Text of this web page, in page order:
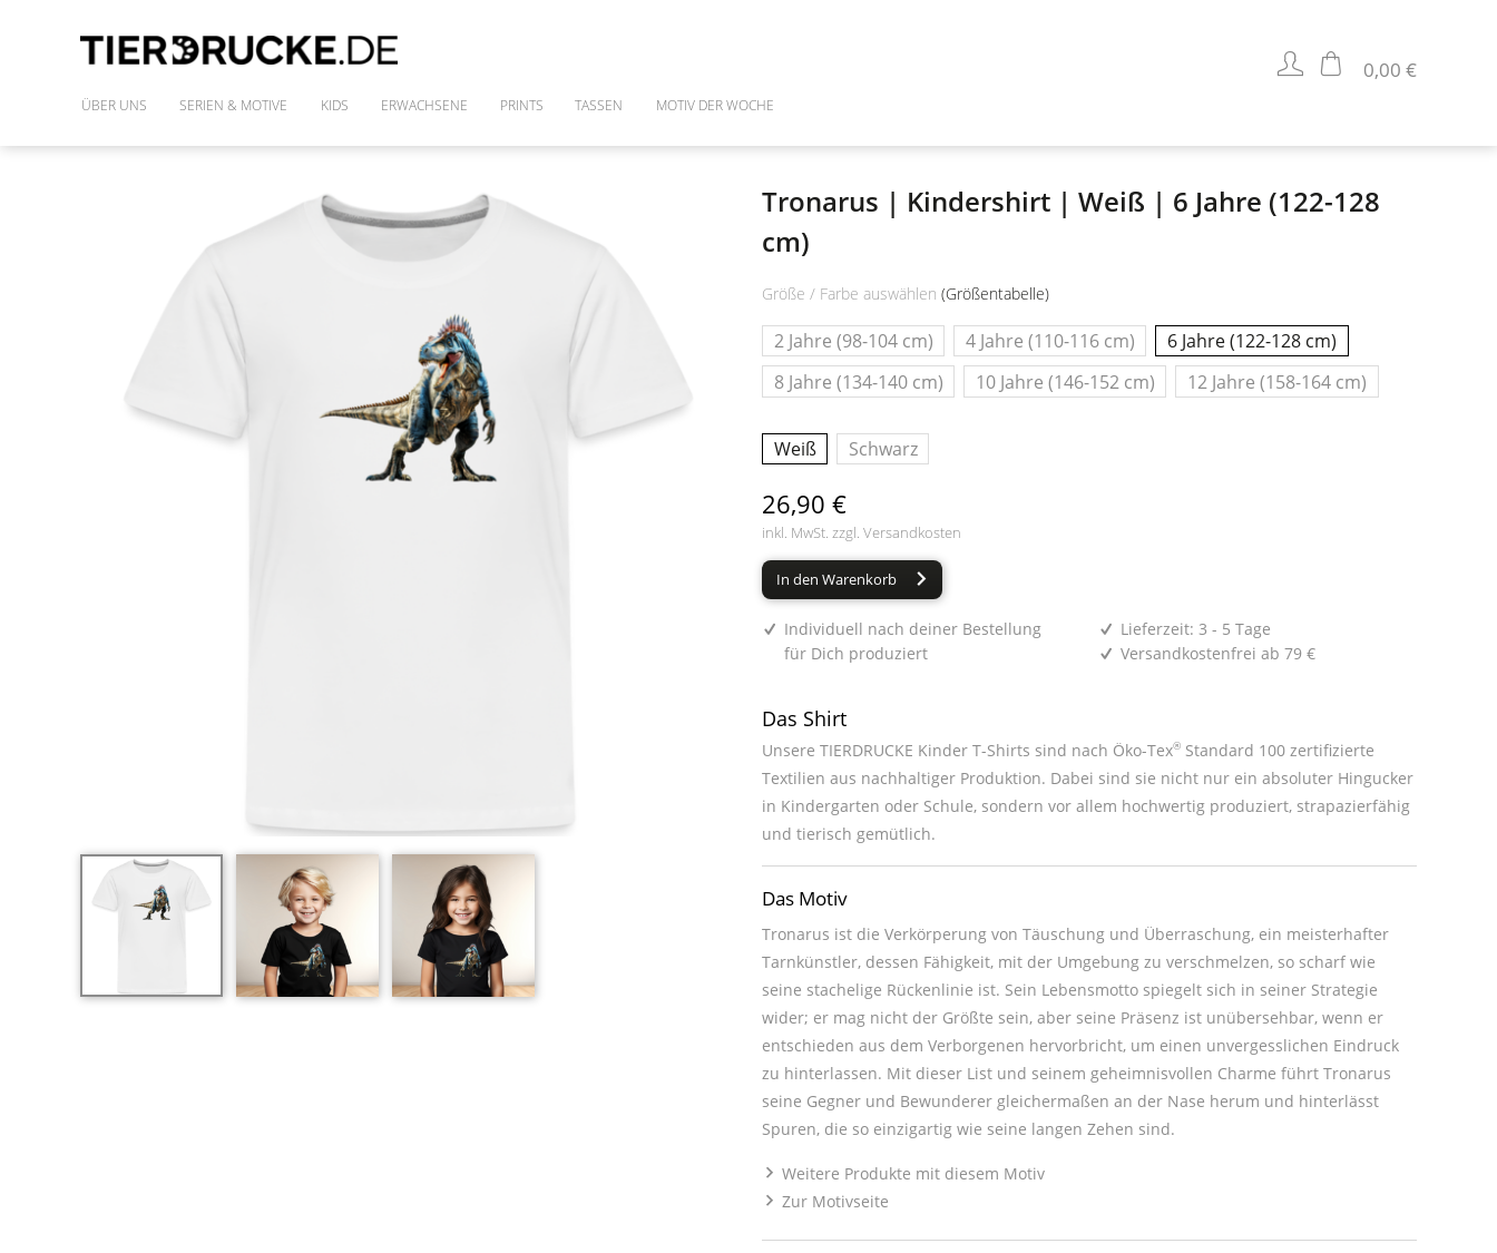
ÜBER UNS SERIEN & MOTIVE
IM WILDEN WALD
POLLY & DIE GONS
IM LAND DER DINOSAURIER
ALLE MOTIVE
KIDS ERWACHSENE
SHIRTS
PRINTS TASSEN MOTIV DER WOCHE
0,00 €
Tronarus | Kindershirt | Weiß | 6 Jahre (122-128
cm)
Größe / Farbe auswählen (Größentabelle)
2 Jahre (98-104 cm) 4 Jahre (110-116 cm)
6 Jahre (122-128 cm)
8 Jahre (134-140 cm)
10 Jahre (146-152 cm) 12 Jahre (158-164 cm)
Weiß Schwarz
26,90 €
inkl. MwSt. zzgl. Versandkosten
In den Warenkorb
Individuell nach deiner Bestellung
für Dich produziert
Lieferzeit: 3 - 5 Tage
Versandkostenfrei ab 79 €
Das Shirt
Unsere TIERDRUCKE Kinder T-Shirts sind nach Öko-Tex® Standard 100 zertifizierte
Textilien aus nachhaltiger Produktion. Dabei sind sie nicht nur ein absoluter Hingucker
in Kindergarten oder Schule, sondern vor allem hochwertig produziert, strapazierfähig
und tierisch gemütlich.
Das Motiv
Tronarus ist die Verkörperung von Täuschung und Überraschung, ein meisterhafter
Tarnkünstler, dessen Fähigkeit, mit der Umgebung zu verschmelzen, so scharf wie
seine stachelige Rückenlinie ist. Sein Lebensmotto spiegelt sich in seiner Strategie
wider; er mag nicht der Größte sein, aber seine Präsenz ist unübersehbar, wenn er
entschieden aus dem Verborgenen hervorbricht, um einen unvergesslichen Eindruck
zu hinterlassen. Mit dieser List und seinem geheimnisvollen Charme führt Tronarus
seine Gegner und Bewunderer gleichermaßen an der Nase herum und hinterlässt
Spuren, die so einzigartig wie seine langen Zehen sind.
Weitere Produkte mit diesem Motiv
Zur Motivseite